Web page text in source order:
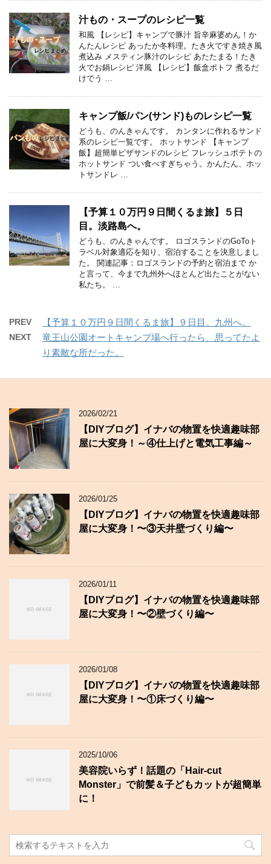
汁もの・スープのレシピ一覧
和風 【レシピ】キャンプで豚汁 旨辛麻婆めん！か
んたんレシピ あったか冬料理。たき火ですき焼き風
煮込み メスティン豚汁のレシピ あたたまる！たき
火でお鍋レシピ 洋風 【レシピ】飯盒ポトフ 煮るだ
けでう …
キャンプ飯/パン(サンド)ものレシピ一覧
どうも、のんきゃんです。 カンタンに作れるサンド
系のレシピ一覧です。 ホットサンド 【キャンプ
飯】超簡単ピザサンドのレシピ フレッシュポテトの
ホットサンド つい食べすぎちゃう。かんたん、ホッ
トサンドレ …
【予算１０万円９日間くるま旅】５日
目。淡路島へ。
どうも、のんきゃんです。 ロゴスランドのGoToト
ラベル対象適応を知り、宿泊することを決意しまし
た。 関連記事：ロゴスランドの予約と宿泊まで か
と言って、今まで九州外へほとんど出たことがない
私たち。 …
PREV 【予算１０万円９日間くるま旅】９日目。九州へ。
NEXT
竜王山公園オートキャンプ場へ行ったら、思ってたよ
り素敵な所だった。
2026/02/21
【DIYブログ】イナバの物置を快適趣味部
屋に大変身！～④仕上げと電気工事編～
2026/01/25
【DIYブログ】イナバの物置を快適趣味部
屋に大変身！〜③天井壁づくり編〜
2026/01/11
【DIYブログ】イナバの物置を快適趣味部
屋に大変身！〜②壁づくり編〜
2026/01/08
【DIYブログ】イナバの物置を快適趣味部
屋に大変身！〜①床づくり編〜
2025/10/06
美容院いらず！話題の「Hair-cut
Monster」で前髪＆子どもカットが超簡単
に！